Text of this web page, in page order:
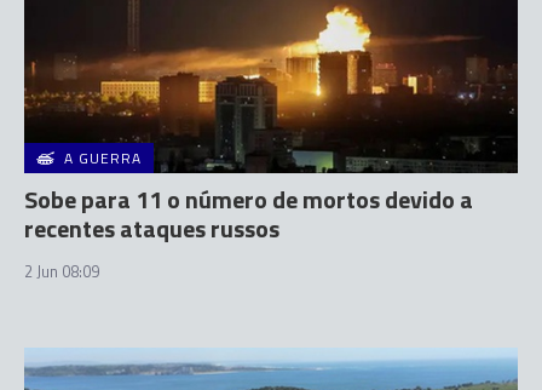
A GUERRA
Sobe para 11 o número de mortos devido a
recentes ataques russos
2 Jun 08:09